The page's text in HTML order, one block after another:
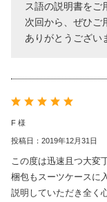
ス語の説明書をご
次回から、ぜひご
ありがとうござい
F 様
投稿日：2019年12月31日
この度は迅速且つ大変
梱包もスーツケースに
説明していただき全く